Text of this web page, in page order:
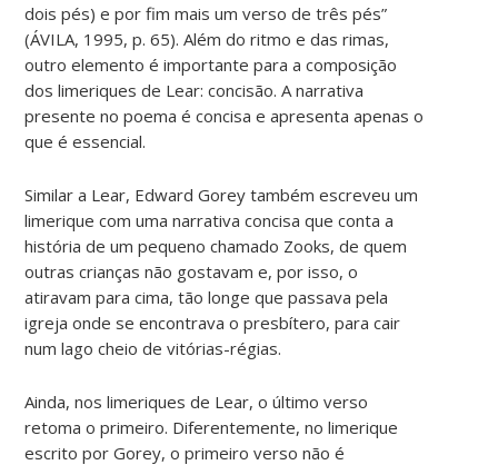
dois pés) e por fim mais um verso de três pés”
(ÁVILA, 1995, p. 65). Além do ritmo e das rimas,
outro elemento é importante para a composição
dos limeriques de Lear: concisão. A narrativa
presente no poema é concisa e apresenta apenas o
que é essencial.
Similar a Lear, Edward Gorey também escreveu um
limerique com uma narrativa concisa que conta a
história de um pequeno chamado Zooks, de quem
outras crianças não gostavam e, por isso, o
atiravam para cima, tão longe que passava pela
igreja onde se encontrava o presbítero, para cair
num lago cheio de vitórias-régias.
Ainda, nos limeriques de Lear, o último verso
retoma o primeiro. Diferentemente, no limerique
escrito por Gorey, o primeiro verso não é